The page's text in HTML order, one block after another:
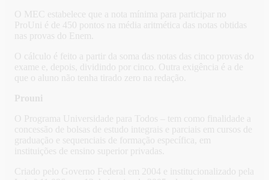
O MEC estabelece que a nota mínima para participar no
ProUni é de 450 pontos na média aritmética das notas obtidas
nas provas do Enem.
O cálculo é feito a partir da soma das notas das cinco provas do
exame e, depois, dividindo por cinco. Outra exigência é a de
que o aluno não tenha tirado zero na redação.
Prouni
O Programa Universidade para Todos – tem como finalidade a
concessão de bolsas de estudo integrais e parciais em cursos de
graduação e sequenciais de formação específica, em
instituições de ensino superior privadas.
Criado pelo Governo Federal em 2004 e institucionalizado pela